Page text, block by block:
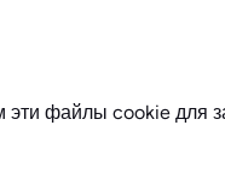
файлы cookie для